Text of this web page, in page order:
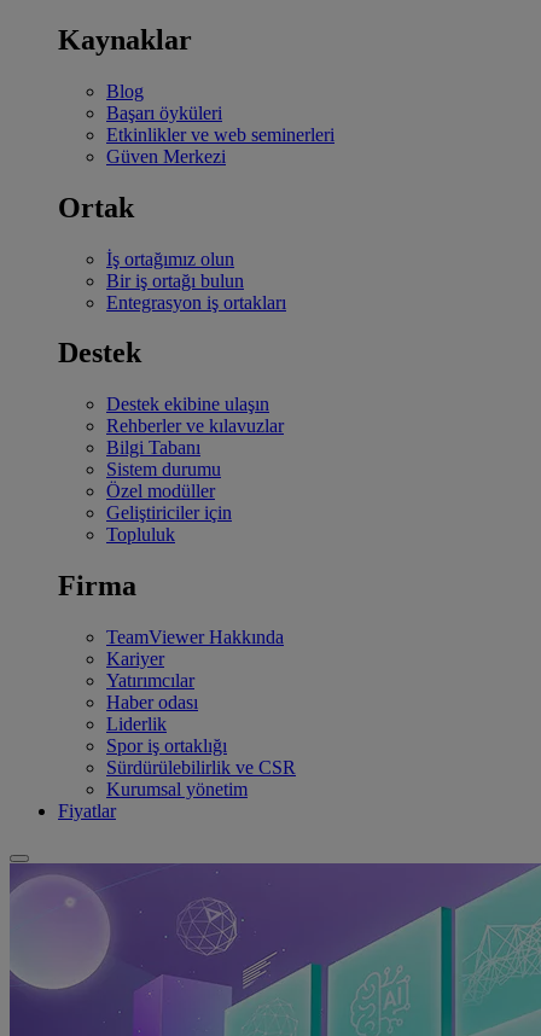
Kaynaklar
Blog
Başarı öyküleri
Etkinlikler ve web seminerleri
Güven Merkezi
Ortak
İş ortağımız olun
Bir iş ortağı bulun
Entegrasyon iş ortakları
Destek
Destek ekibine ulaşın
Rehberler ve kılavuzlar
Bilgi Tabanı
Sistem durumu
Özel modüller
Geliştiriciler için
Topluluk
Firma
TeamViewer Hakkında
Kariyer
Yatırımcılar
Haber odası
Liderlik
Spor iş ortaklığı
Sürdürülebilirlik ve CSR
Kurumsal yönetim
Fiyatlar